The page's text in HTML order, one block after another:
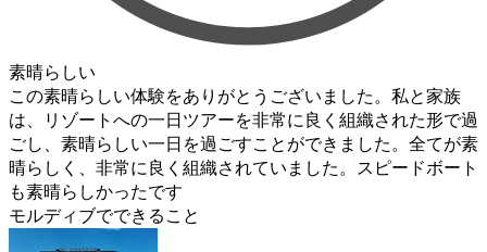
素晴らしい
この素晴らしい体験をありがとうございました。私と家族
は、リゾートへの一日ツアーを非常に良く組織された形で過
ごし、素晴らしい一日を過ごすことができました。全てが素
晴らしく、非常に良く組織されていました。スピードボート
も素晴らしかったです
モルディブでできること